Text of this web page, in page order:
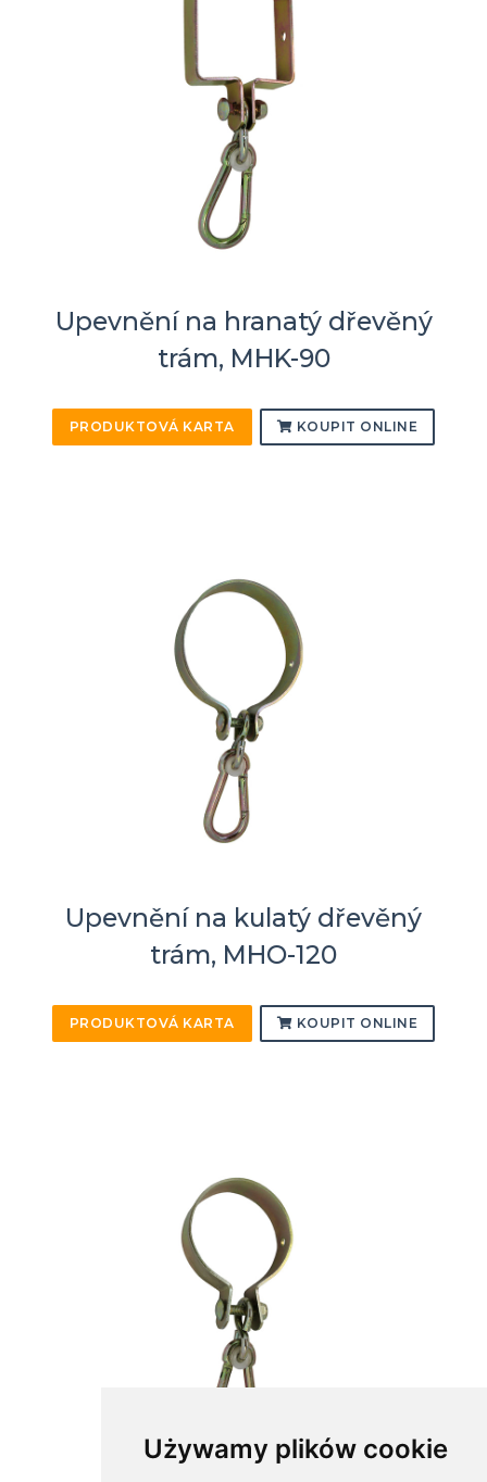
Używamy plików cookie
Upevnění na hranatý dřevěný
trám, MHK-90
PRODUKTOVÁ KARTA KOUPIT ONLINE
Upevnění na kulatý dřevěný
trám, MHO-120
PRODUKTOVÁ KARTA KOUPIT ONLINE